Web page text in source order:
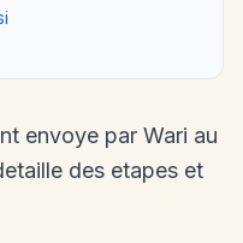
envoye par Wari au
des etapes et